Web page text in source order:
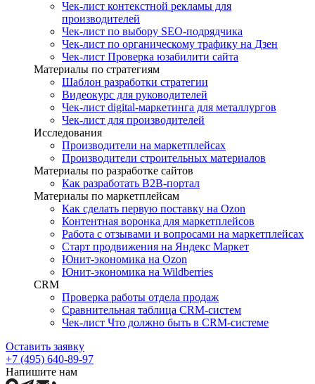
Чек-лист контекстной рекламы для
производителей
Чек-лист по выбору SEO-подрядчика
Чек-лист по органическому трафику на Дзен
Чек-лист Проверка юзабилити сайта
Материалы по стратегиям
Шаблон разработки стратегии
Видеокурс для руководителей
Чек-лист digital-маркетинга для металлургов
Чек-лист для производителей
Исследования
Производители на маркетплейсах
Производители строительных материалов
Материалы по разработке сайтов
Как разработать B2B-портал
Материалы по маркетплейсам
Как сделать первую поставку на Ozon
Контентная воронка для маркетплейсов
Работа с отзывами и вопросами на маркетплейсах
Старт продвижения на Яндекс Маркет
Юнит-экономика на Ozon
Юнит-экономика на Wildberries
CRM
Проверка работы отдела продаж
Сравнительная таблица CRM-систем
Чек-лист Что должно быть в CRM-системе
Оставить заявку
+7 (495) 640-89-97
Напишите нам